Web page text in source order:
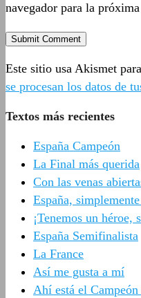
navegador para la
Este sitio usa Akismet
se procesan los datos de
Textos más recientes
España Campeón
La Final más querida
Con las venas
España,
¡Tenemos un héroe,
España Semifinalista
La France
Así me gusta a mí
Ahí está el